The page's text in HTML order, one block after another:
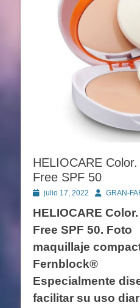
HELIOCARE
Free SPF 50
Publicado
julio 17, 2022 AutorGRAN-
HELIOCARE
Free SPF 50. Foto
maquillaje
Fernblock®
Especialmente
facilitar su uso